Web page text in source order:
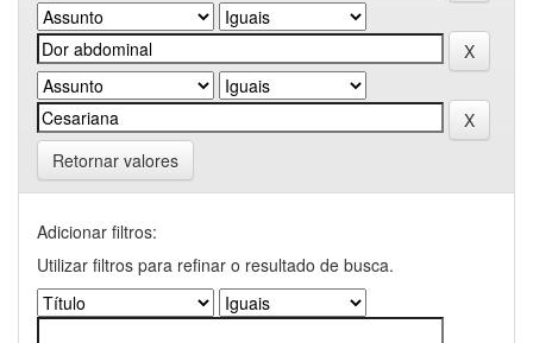
Retornar valores
Adicionar filtros:
Utilizar filtros para refinar o resultado de busca.